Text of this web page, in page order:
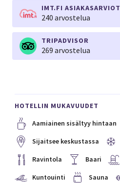
IMT.FI ASIAKASARVIOT
240 arvostelua
TRIPADVISOR
269 arvostelua
HOTELLIN MUKAVUUDET
Aamiainen sisältyy hintaan
Sijaitsee keskustassa
Ravintola Baari
Kuntouinti Sauna